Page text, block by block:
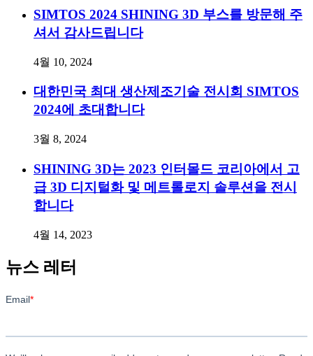
SIMTOS 2024 SHINING 3D 부스를 방문해 주
셔서 감사드립니다
4월 10, 2024
대한민국 최대 생산제조기술 전시회 SIMTOS
2024에 초대합니다
3월 8, 2024
SHINING 3D는 2023 인터몰드 코리아에서 고
급 3D 디지털화 및 메트롤로지 솔루션을 전시
합니다
4월 14, 2023
뉴스 레터